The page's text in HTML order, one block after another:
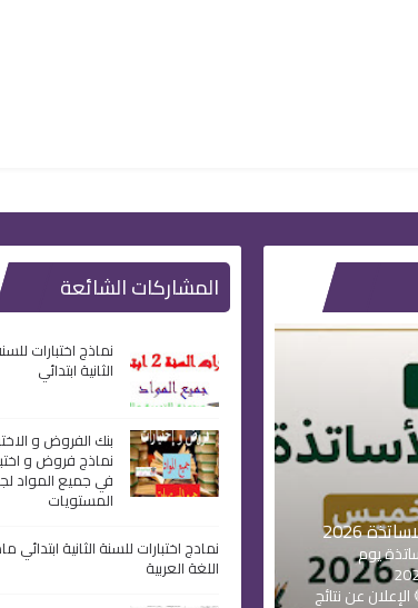
2026
يوم
الخميس 6 اوت 2026
عن نتائج
المشاركات الشائعة
نماذج اختبارات
الثانية ابتدائي
بنك الفروض و
نماذج فروض و
في جميع المواد
المستويات
نمادج اختبارات للسنة الثانية ابتدائي
اللغة العربية